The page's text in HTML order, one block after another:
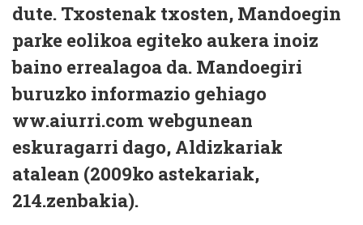
dute. Txostenak txosten, Mandoegin
parke eolikoa egiteko aukera inoiz
baino errealagoa da. Mandoegiri
buruzko informazio gehiago
ww.aiurri.com webgunean
eskuragarri dago, Aldizkariak
atalean (2009ko astekariak,
214.zenbakia).